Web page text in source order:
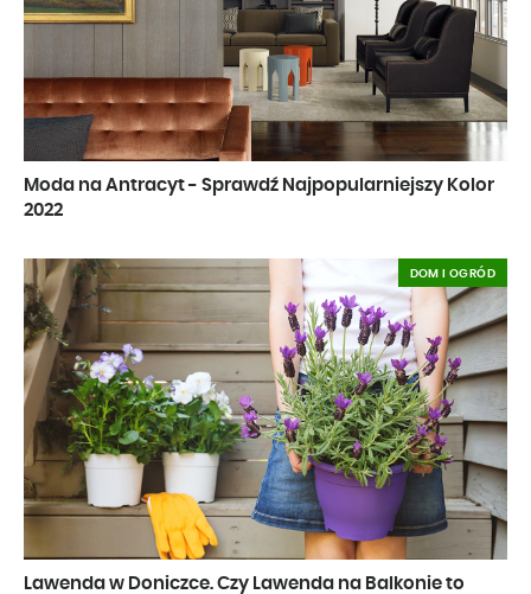
Moda na Antracyt - Sprawdź Najpopularniejszy Kolor
2022
Lawenda w Doniczce. Czy Lawenda na Balkonie to
DOM I OGRÓD